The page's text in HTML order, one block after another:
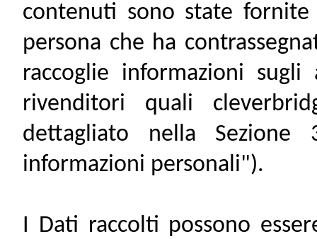
contenuti sono state
persona che ha
raccoglie informazioni
rivenditori quali
dettagliato nella
informazioni personali").
I Dati raccolti possono